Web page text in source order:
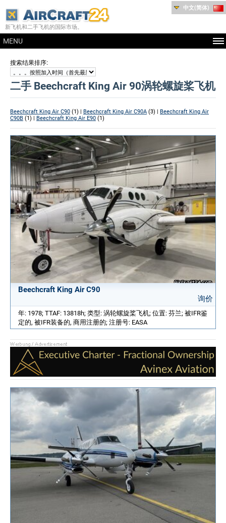
新飞机和二手飞机的国际市场。
MENU
中文(简体)
搜索结果排序:
二手 Beechcraft King Air 90涡轮螺旋桨飞机
Beechcraft King Air C90 (1) | Beechcraft King Air C90A (3) | Beechcraft King Air
C90B (1) | Beechcraft King Air E90 (1)
Beechcraft King Air C90
询价
年: 1978; TTAF: 13818h; 类型: 涡轮螺旋桨飞机; 位置: 芬兰; 被IFR鉴
定的, 被IFR装备的, 商用注册的; 注册号: EASA